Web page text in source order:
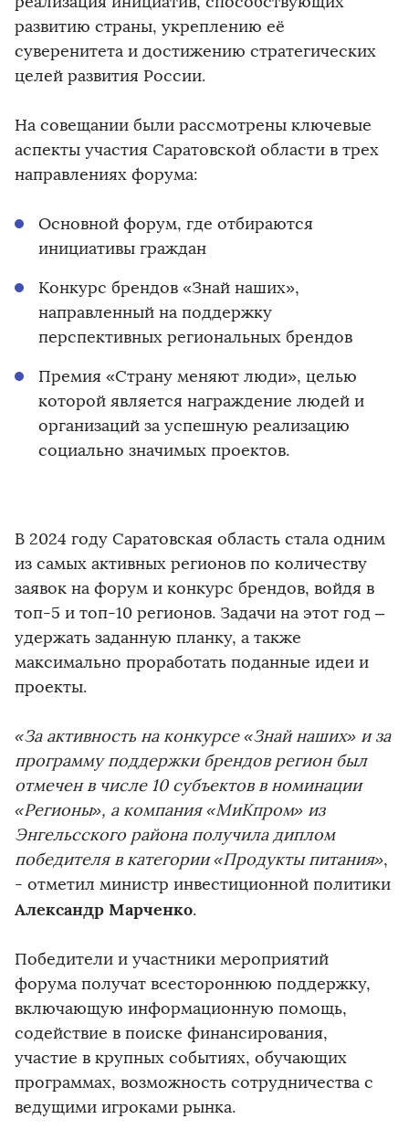
развитию страны, укреплению её
суверенитета и достижению стратегических
целей развития России.
На совещании были рассмотрены ключевые
аспекты участия Саратовской области в трех
направлениях форума:
Основной форум, где отбираются
инициативы граждан
Конкурс брендов «Знай наших»,
направленный на поддержку
перспективных региональных брендов
Премия «Страну меняют люди», целью
которой является награждение людей и
организаций за успешную реализацию
социально значимых проектов.
В 2024 году Саратовская область стала одним
из самых активных регионов по количеству
заявок на форум и конкурс брендов, войдя в
топ-5 и топ-10 регионов. Задачи на этот год –
удержать заданную планку, а также
максимально проработать поданные идеи и
проекты.
«За активность на конкурсе «Знай наших» и за
программу поддержки брендов регион был
отмечен в числе 10 субъектов в номинации
«Регионы», а компания «МиКпром» из
Энгельсского района получила диплом
победителя в категории «Продукты питания»,
- отметил министр инвестиционной политики
Александр Марченко.
Победители и участники мероприятий
форума получат всестороннюю поддержку,
включающую информационную помощь,
содействие в поиске финансирования,
участие в крупных событиях, обучающих
программах, возможность сотрудничества с
ведущими игроками рынка.